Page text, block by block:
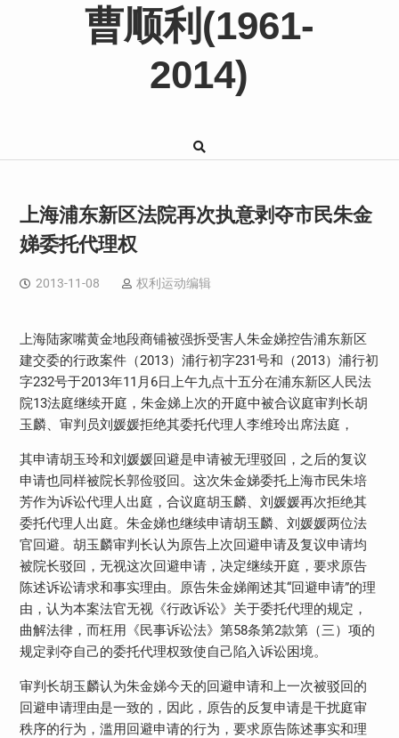
曹顺利(1961-
2014)
上海浦东新区法院再次执意剥夺市民朱金
娣委托代理权
2013-11-08 权利运动编辑
上海陆家嘴黄金地段商铺被强拆受害人朱金娣控告浦东新区
建交委的行政案件（2013）浦行初字231号和（2013）浦行初
字232号于2013年11月6日上午九点十五分在浦东新区人民法
院13法庭继续开庭，朱金娣上次的开庭中被合议庭审判长胡
玉麟、审判员刘媛媛拒绝其委托代理人李维玲出席法庭，
其申请胡玉玲和刘媛媛回避是申请被无理驳回，之后的复议
申请也同样被院长郭俭驳回。这次朱金娣委托上海市民朱培
芳作为诉讼代理人出庭，合议庭胡玉麟、刘媛媛再次拒绝其
委托代理人出庭。朱金娣也继续申请胡玉麟、刘媛媛两位法
官回避。胡玉麟审判长认为原告上次回避申请及复议申请均
被院长驳回，无视这次回避申请，决定继续开庭，要求原告
陈述诉讼请求和事实理由。原告朱金娣阐述其“回避申请”的理
由，认为本案法官无视《行政诉讼》关于委托代理的规定，
曲解法律，而枉用《民事诉讼法》第58条第2款第（三）项的
规定剥夺自己的委托代理权致使自己陷入诉讼困境。
审判长胡玉麟认为朱金娣今天的回避申请和上一次被驳回的
回避申请理由是一致的，因此，原告的反复申请是干扰庭审
秩序的行为，滥用回避申请的行为，要求原告陈述事实和理